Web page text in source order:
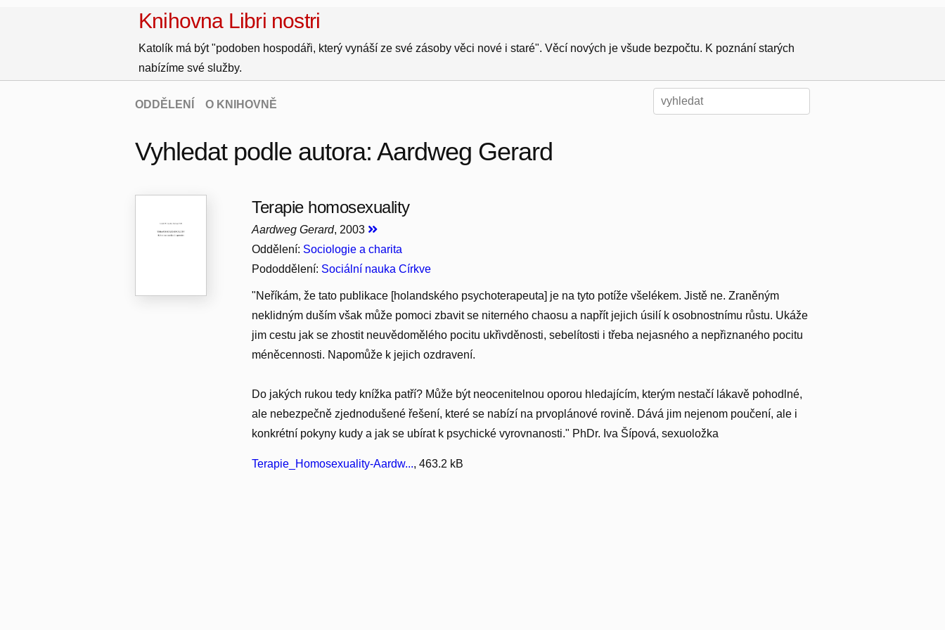
Knihovna Libri nostri
Katolík má být "podoben hospodáři, který vynáší ze své zásoby věci nové i staré". Věcí nových je všude bezpočtu. K poznání starých
nabízíme své služby.
ODDĚLENÍ O KNIHOVNĚ
Vyhledat podle autora: Aardweg Gerard
Terapie homosexuality
Aardweg Gerard, 2003
Oddělení: Sociologie a charita
Pododdělení: Sociální nauka Církve
"Neříkám, že tato publikace [holandského psychoterapeuta] je na tyto potíže všelékem. Jistě ne. Zraněným
neklidným duším však může pomoci zbavit se niterného chaosu a napřít jejich úsilí k osobnostnímu růstu. Ukáže
jim cestu jak se zhostit neuvědomělého pocitu ukřivděnosti, sebelítosti i třeba nejasného a nepřiznaného pocitu
méněcennosti. Napomůže k jejich ozdravení.
Do jakých rukou tedy knížka patří? Může být neocenitelnou oporou hledajícím, kterým nestačí lákavě pohodlné,
ale nebezpečně zjednodušené řešení, které se nabízí na prvoplánové rovině. Dává jim nejenom poučení, ale i
konkrétní pokyny kudy a jak se ubírat k psychické vyrovnanosti." PhDr. Iva Šípová, sexuoložka
Terapie_Homosexuality-Aardw..., 463.2 kB